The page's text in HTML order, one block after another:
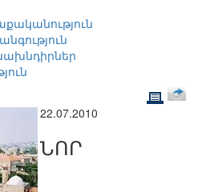
22.07.2010
ՆՈՐ